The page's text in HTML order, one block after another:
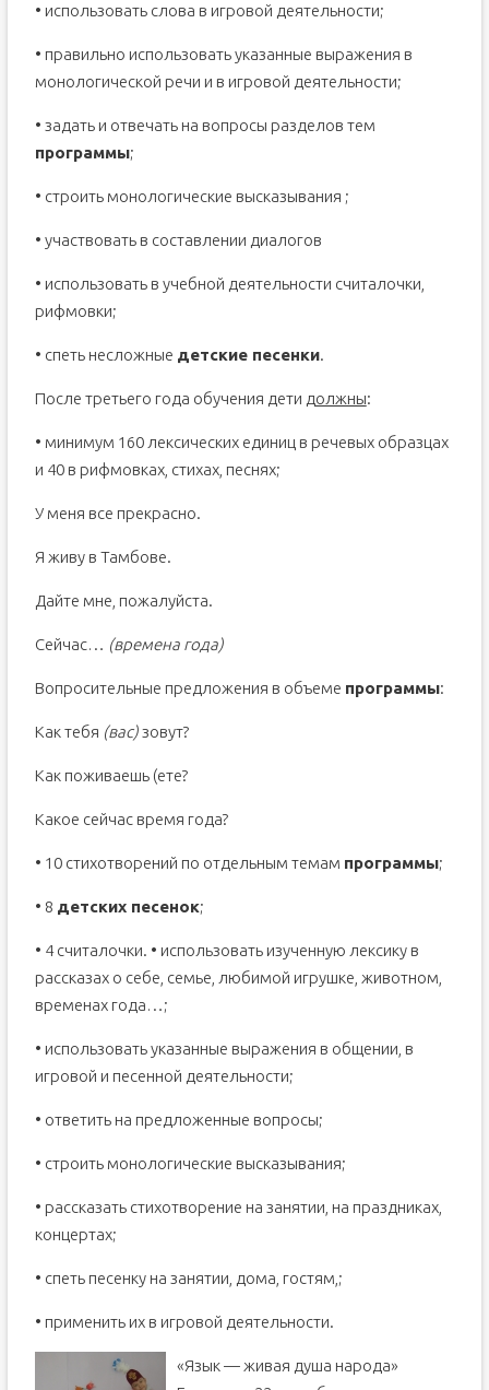
• использовать слова в игровой деятельности;
• правильно использовать указанные выражения в
монологической речи и в игровой деятельности;
• задать и отвечать на вопросы разделов тем
программы;
• строить монологические высказывания ;
• участвовать в составлении диалогов
• использовать в учебной деятельности считалочки,
рифмовки;
• спеть несложные детские песенки.
После третьего года обучения дети должны:
• минимум 160 лексических единиц в речевых образцах
и 40 в рифмовках, стихах, песнях;
У меня все прекрасно.
Я живу в Тамбове.
Дайте мне, пожалуйста.
Сейчас… (времена года)
Вопросительные предложения в объеме программы:
Как тебя (вас)зовут?
Как поживаешь (ете?
Какое сейчас время года?
• 10 стихотворений по отдельным темам программы;
• 8 детских песенок;
• 4 считалочки. • использовать изученную лексику в
рассказах о себе, семье, любимой игрушке, животном,
временах года…;
• использовать указанные выражения в общении, в
игровой и песенной деятельности;
• ответить на предложенные вопросы;
• строить монологические высказывания;
• рассказать стихотворение на занятии, на праздниках,
концертах;
• спеть песенку на занятии, дома, гостям,;
• применить их в игровой деятельности.
«Язык — живая душа народа»